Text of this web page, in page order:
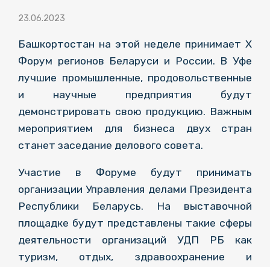
23.06.2023
Башкортостан на этой неделе принимает Х
Форум регионов Беларуси и России. В Уфе
лучшие промышленные, продовольственные
и научные предприятия будут
демонстрировать свою продукцию. Важным
мероприятием для бизнеса двух стран
станет заседание делового совета.
Участие в Форуме будут принимать
организации Управления делами Президента
Республики Беларусь. На выставочной
площадке будут представлены такие сферы
деятельности организаций УДП РБ как
туризм, отдых, здравоохранение и